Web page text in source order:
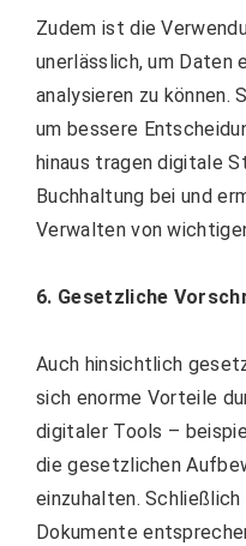
Zudem ist die
unerlässlich, um Daten
analysieren zu können.
um bessere
hinaus tragen digitale
Buchhaltung bei und
Verwalten von
6. Gesetzliche
Auch hinsichtlich
sich enorme Vorteile
digitaler Tools –
die gesetzlichen
einzuhalten.
Dokumente